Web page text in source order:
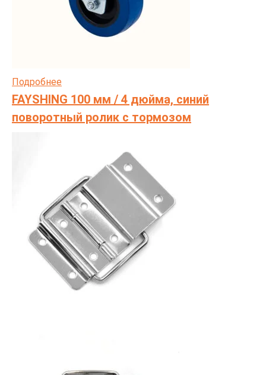
Подробнее
FAYSHING 100 мм / 4 дюйма, синий
поворотный ролик с тормозом